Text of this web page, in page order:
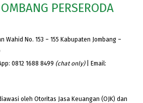
PERSERODA
Wahid No. 153 – 155 Kabupaten Jombang –
0812 1688 8499 (chat only)| Email:
oleh Otoritas Jasa Keuangan (OJK) dan